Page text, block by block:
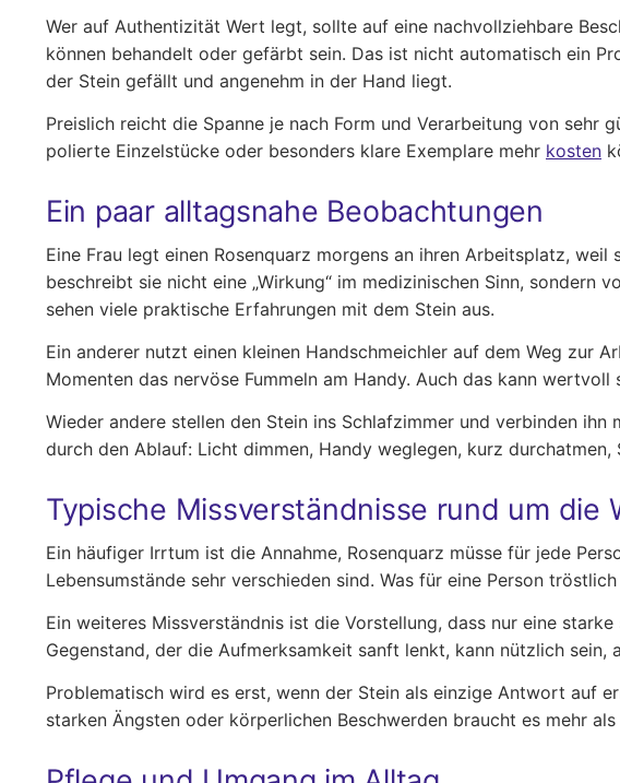
Wer auf Authentizität Wert legt, sollte auf eine nachvollziehbare
können behandelt oder gefärbt sein. Das ist nicht automatisch ein
der Stein gefällt und angenehm in der Hand liegt.
Preislich reicht die Spanne je nach Form und Verarbeitung von
polierte Einzelstücke oder besonders klare Exemplare mehr kosten
Ein paar alltagsnahe Beobachtungen
Eine Frau legt einen Rosenquarz morgens an ihren Arbeitsplatz,
beschreibt sie nicht eine „Wirkung“ im medizinischen Sinn, sondern
sehen viele praktische Erfahrungen mit dem Stein aus.
Ein anderer nutzt einen kleinen Handschmeichler auf dem Weg zur
Momenten das nervöse Fummeln am Handy. Auch das kann
Wieder andere stellen den Stein ins Schlafzimmer und verbinden
durch den Ablauf: Licht dimmen, Handy weglegen, kurz
Typische Missverständnisse rund um die
Ein häufiger Irrtum ist die Annahme, Rosenquarz müsse für jede
Lebensumstände sehr verschieden sind. Was für eine Person
Ein weiteres Missverständnis ist die Vorstellung, dass nur eine
Gegenstand, der die Aufmerksamkeit sanft lenkt, kann nützlich sein,
Problematisch wird es erst, wenn der Stein als einzige Antwort auf
starken Ängsten oder körperlichen Beschwerden braucht es mehr